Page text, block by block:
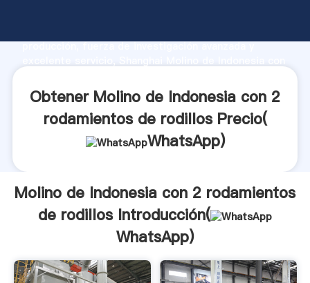
producción, fuerza de investigación avanzada y
aporta valores a todos los clientes.
Obtener Molino de Indonesia con 2
rodamientos de rodillos Precio(
WhatsApp)
Molino de Indonesia con 2 rodamientos
de rodillos Introducción(
WhatsApp)